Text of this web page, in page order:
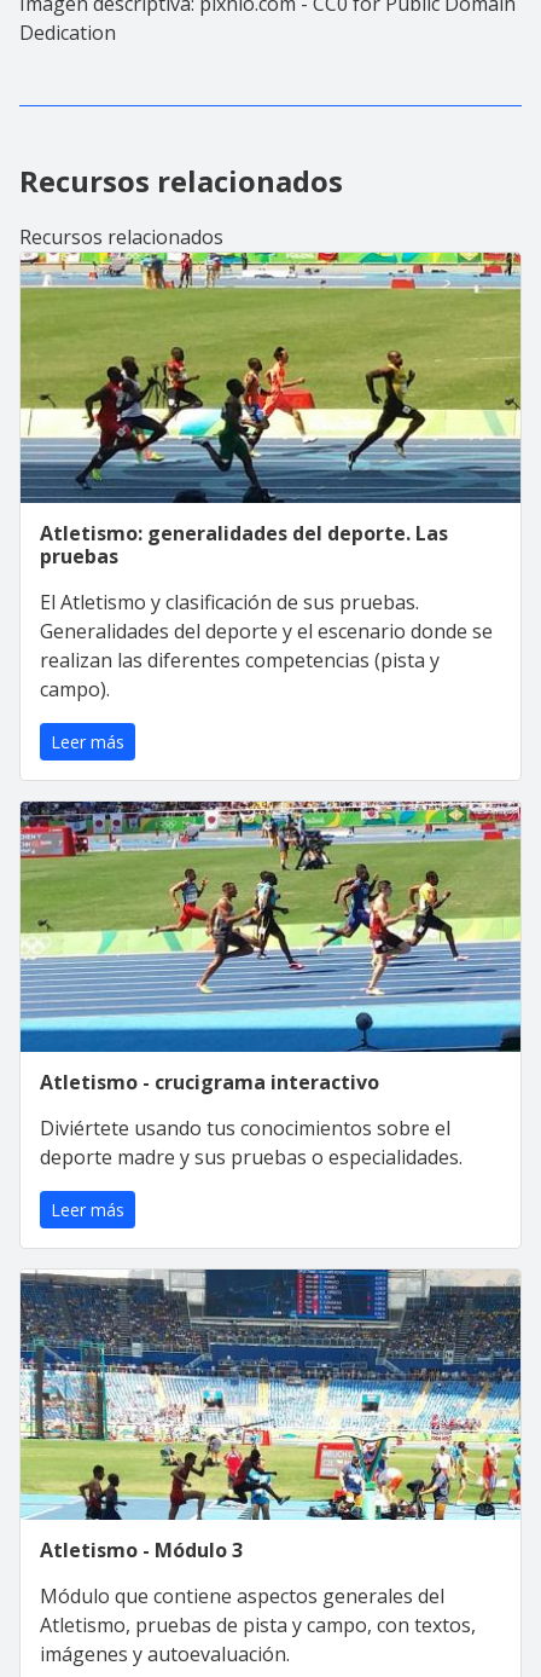
Dedication
Recursos relacionados
Recursos relacionados
Atletismo: generalidades del deporte. Las
pruebas
El Atletismo y clasificación de sus pruebas.
Generalidades del deporte y el escenario donde se
realizan las diferentes competencias (pista y
campo).
Leer más
Atletismo - crucigrama interactivo
Diviértete usando tus conocimientos sobre el
deporte madre y sus pruebas o especialidades.
Leer más
Atletismo - Módulo 3
Módulo que contiene aspectos generales del
Atletismo, pruebas de pista y campo, con textos,
imágenes y autoevaluación.